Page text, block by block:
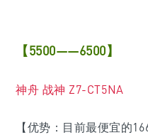
【5500——6500】
神舟 战神 Z7-CT5NA
【优势：目前最便宜的